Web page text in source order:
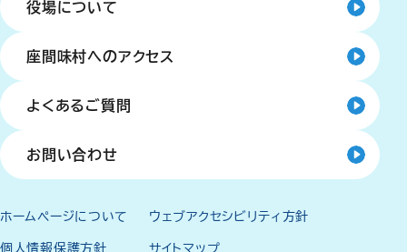
役場について
座間味村へのアクセス
よくあるご質問
お問い合わせ
ホームページについて ウェブアクセシビリティ方針
個人情報保護方針 サイトマップ